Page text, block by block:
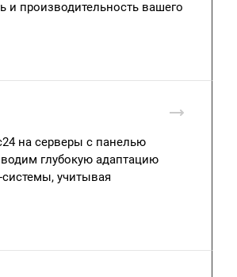
и производительность вашего
на серверы с панелью
глубокую адаптацию
учитывая